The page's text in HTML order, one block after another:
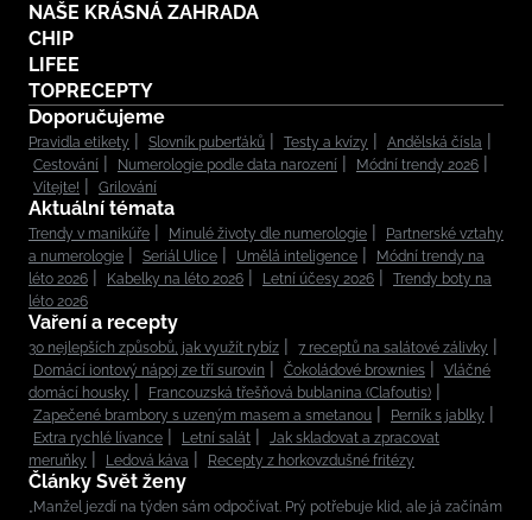
NAŠE KRÁSNÁ ZAHRADA
CHIP
LIFEE
TOPRECEPTY
Doporučujeme
Pravidla etikety Slovník puberťáků Testy a kvízy
Andělská čísla
Cestování
Numerologie podle data narození
Módní trendy 2026
Vítejte!
Grilování
Aktuální témata
Trendy v manikúře Minulé životy dle numerologie
Partnerské vztahy
a numerologie
Seriál Ulice Umělá inteligence
Módní trendy na
léto 2026
Kabelky na léto 2026 Letní účesy 2026
Trendy boty na
léto 2026
Vaření a recepty
30 nejlepších způsobů, jak využít rybíz
7 receptů na salátové zálivky
Domácí iontový nápoj ze tří surovin
Čokoládové brownies
Vláčné
domácí housky
Francouzská třešňová bublanina (Clafoutis)
Zapečené brambory s uzeným masem a smetanou
Perník s jablky
Extra rychlé lívance
Letní salát
Jak skladovat a zpracovat
meruňky
Ledová káva Recepty z horkovzdušné fritézy
Články Svět ženy
„Manžel jezdí na týden sám odpočívat. Prý potřebuje klid, ale já začínám